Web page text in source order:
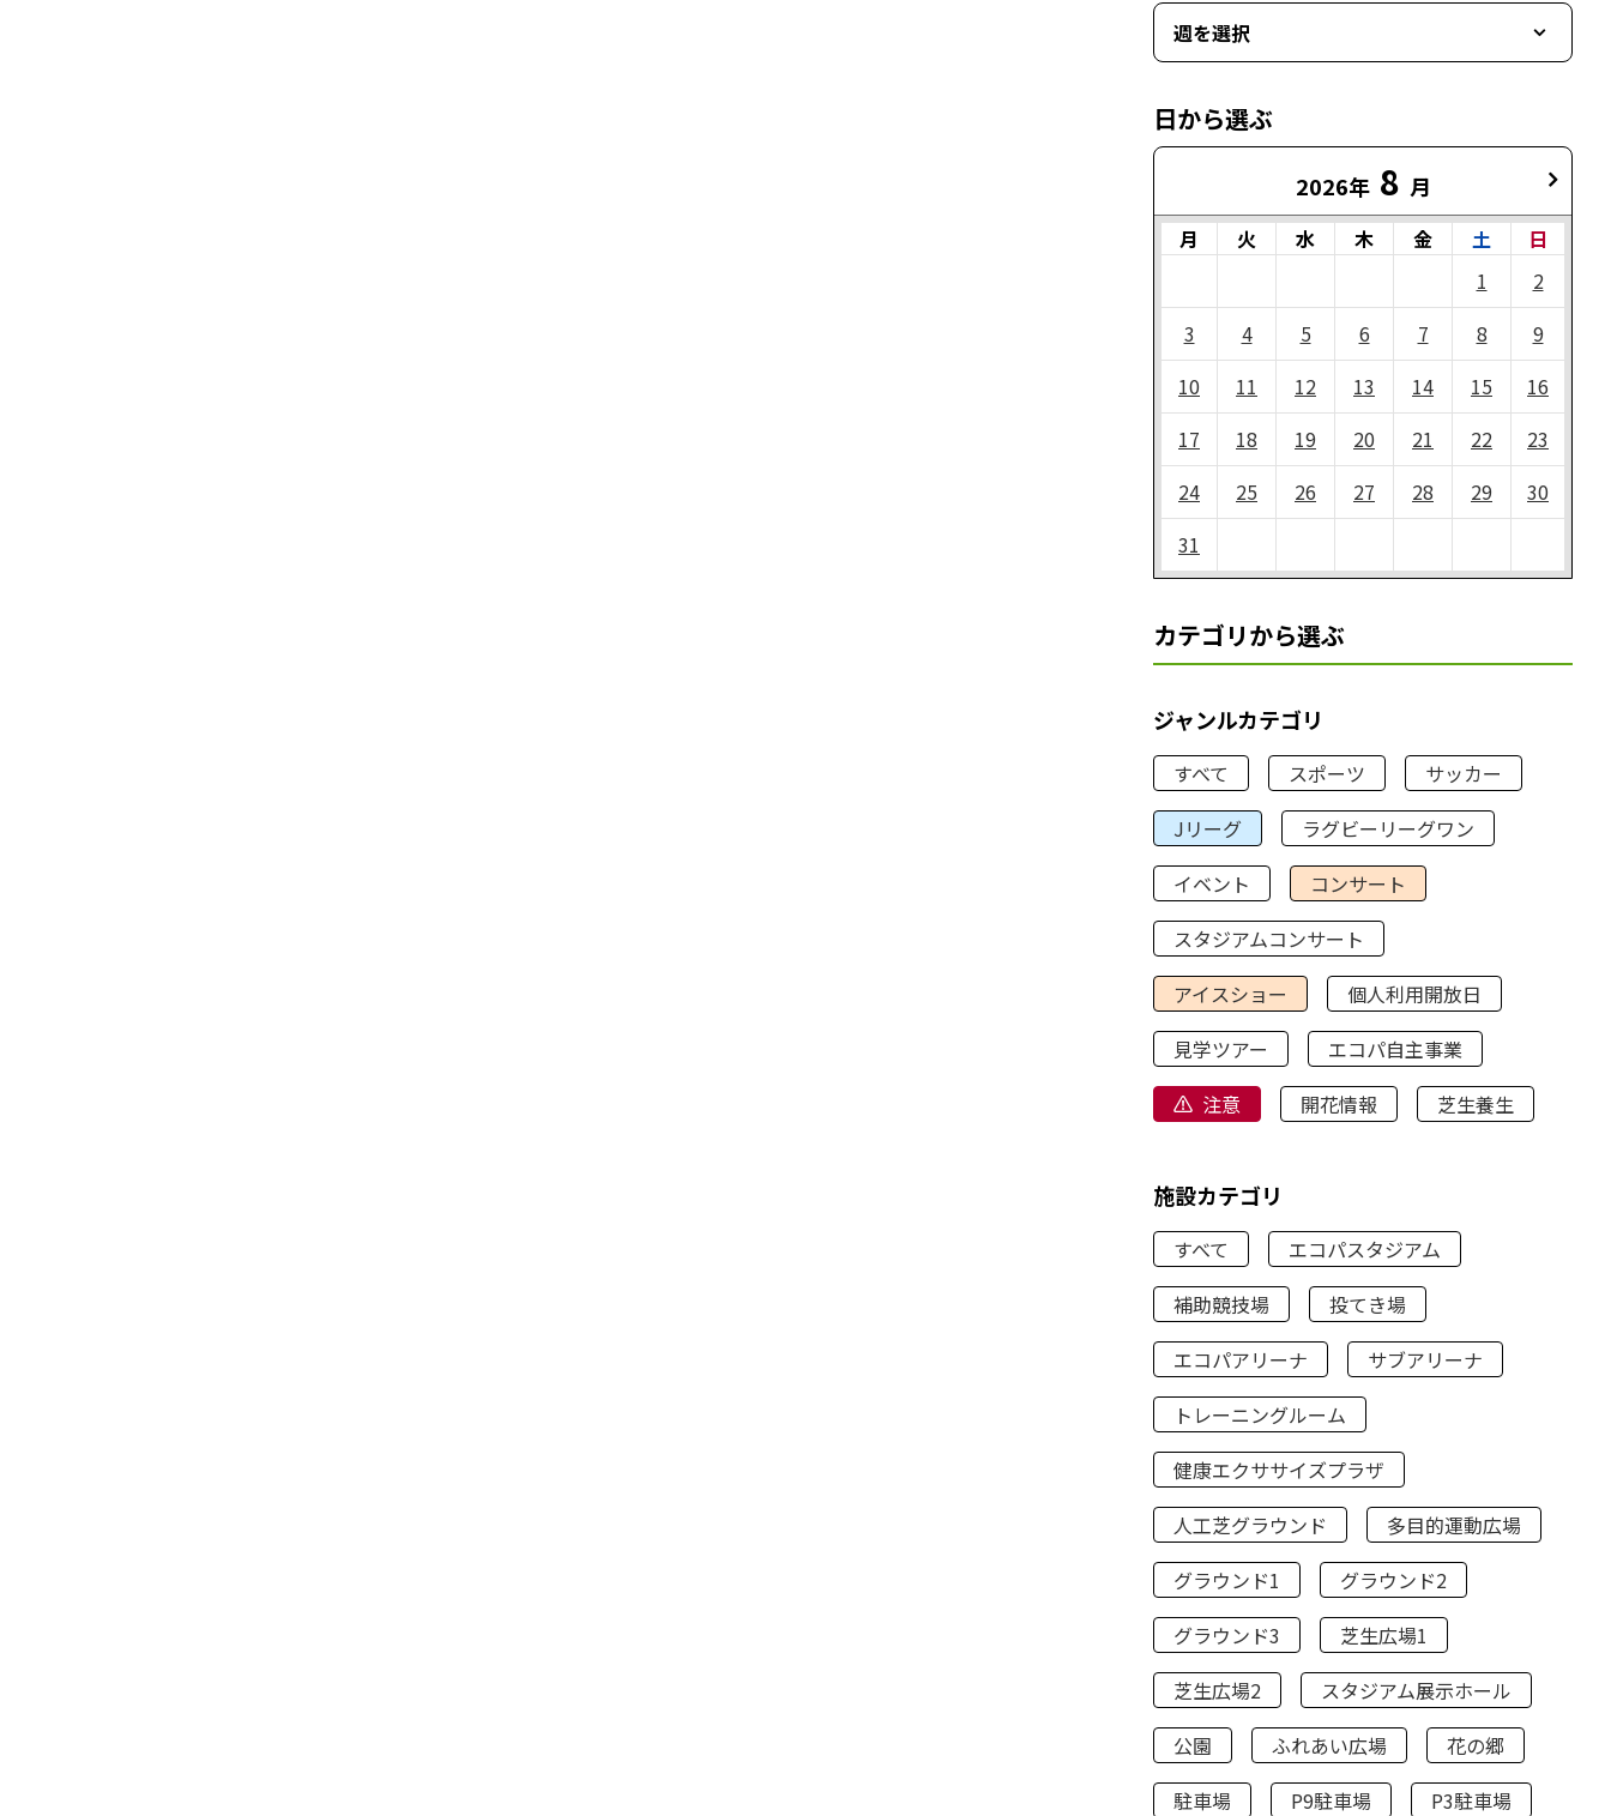
週を選択
日から選ぶ
2026年 8 月
月 火 水 木 金 土
日
1
2
3
4 5 6 7 8
9
10
11 12 13 14 15
16
17
18 19 20 21 22
23
24
25 26 27 28 29
30
31
カテゴリから選ぶ
ジャンルカテゴリ
すべて スポーツ
サッカー
Jリーグ
ラグビーリーグワン
イベント
コンサート
スタジアムコンサート
アイスショー
個人利用開放日
見学ツアー
エコパ自主事業
注意
開花情報 芝生養生
施設カテゴリ
すべて
エコパスタジアム
補助競技場
投てき場
エコパアリーナ
サブアリーナ
トレーニングルーム
健康エクササイズプラザ
人工芝グラウンド
多目的運動広場
グラウンド1
グラウンド2
グラウンド3
芝生広場1
芝生広場2
スタジアム展示ホール
公園
ふれあい広場
花の郷
駐車場
P9駐車場
P3駐車場